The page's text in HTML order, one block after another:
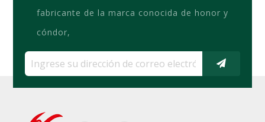
fabricante de la marca conocida de honor y
cóndor,